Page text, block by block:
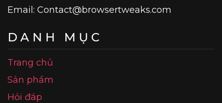
Email: Contact@browsertweaks.com
DANH MỤC
Trang chủ
Sản phẩm
Hỏi đáp